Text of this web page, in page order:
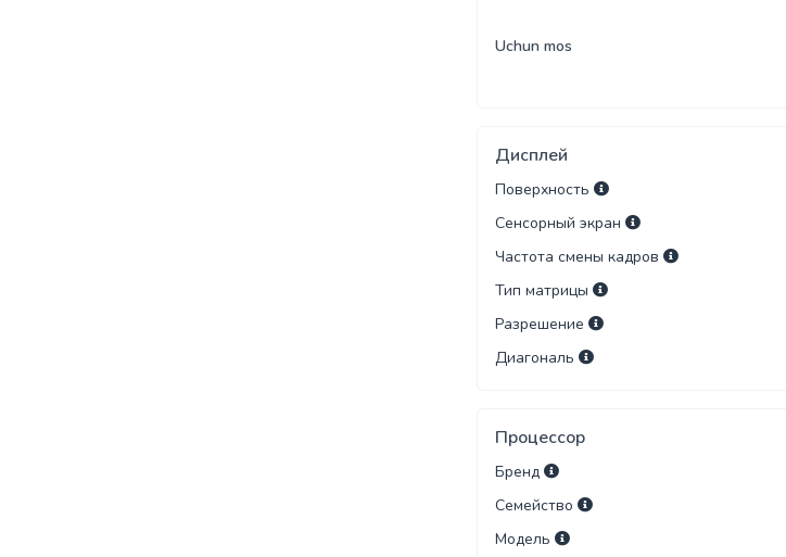
Uchun mos
Дисплей
Поверхность
Сенсорный экран
Частота смены кадров
Тип матрицы
Разрешение
Диагональ
Процессор
Бренд
Семейство
Модель